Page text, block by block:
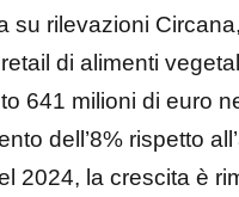
su rilevazioni
di alimenti
641 milioni di euro
dell’8% rispetto
2024, la crescita è